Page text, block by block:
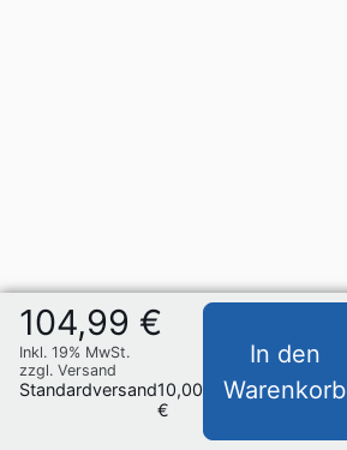
104,99 €
Inkl. 19% MwSt.
zzgl. Versand
Standardversand10,00
€
In den
Warenkorb